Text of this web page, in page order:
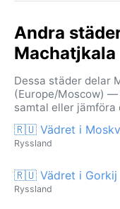
Andra
Machatjkala
Dessa städer delar
(Europe/Moscow)
samtal eller jämföra
🇷🇺 Vädret i
Ryssland
🇷🇺 Vädret i Gorkij
Ryssland